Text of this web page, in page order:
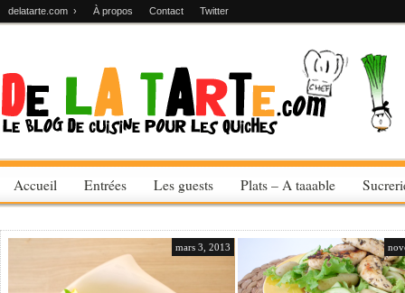
delatarte.com › À propos Contact Twitter
Accueil Entrées Les guests Plats – A taaable
mars 3, 2013